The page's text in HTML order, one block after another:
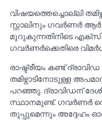
വിഷയത്തെച്ചൊല്ലി
സ്റ്റാലിനും ഗവര്‍ണര്‍
മുറുകുന്നതിനിടെ
ഗവര്‍ണര്‍ക്കെതിരെ
രാഷ്ട്രീയം കണ്ട്
തമിഴ്നാടിനോടുള്ള
പറഞ്ഞു. ദ്രാവിഡന്
സ്ഥാനമുണ്ട്. ഗവര്‍ണര്‍
തുപ്പുമെന്നും അദ്ദേഹം